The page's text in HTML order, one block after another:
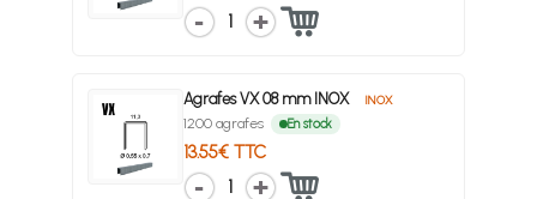
1
Agrafes VX 08 mm INOX INOX
1200 agrafes En stock
13.55€ TTC
1